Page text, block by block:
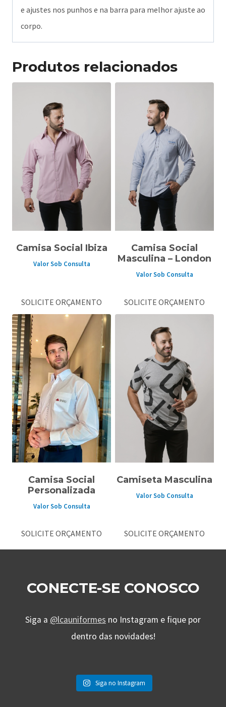
e ajustes nos punhos e na barra para melhor ajuste ao
corpo.
Produtos relacionados
Camisa Social Ibiza
Valor Sob Consulta
SOLICITE ORÇAMENTO
Camisa Social
Masculina – London
Valor Sob Consulta
SOLICITE ORÇAMENTO
Camisa Social
Personalizada
Valor Sob Consulta
SOLICITE ORÇAMENTO
Camiseta Masculina
Valor Sob Consulta
SOLICITE ORÇAMENTO
CONECTE-SE CONOSCO
Siga a @lcauniformes no Instagram e fique por
dentro das novidades!
Siga no Instagram